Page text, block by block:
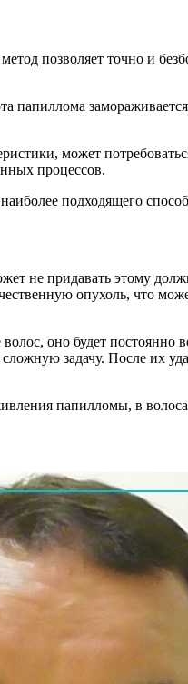
позволяет точно и
папиллома
может
процессов.
подходящего
не придавать этому
опухоль, что
оно будет постоянно
задачу. После их
папилломы, в